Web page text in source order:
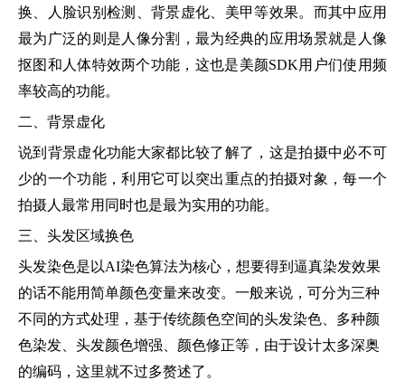
换、人脸识别检测、背景虚化、美甲等效果。而其中应用
最为广泛的则是人像分割，最为经典的应用场景就是人像
抠图和人体特效两个功能，这也是美颜SDK用户们使用频
率较高的功能。
二、背景虚化
说到背景虚化功能大家都比较了解了，这是拍摄中必不可
少的一个功能，利用它可以突出重点的拍摄对象，每一个
拍摄人最常用同时也是最为实用的功能。
三、头发区域换色
头发染色是以AI染色算法为核心，想要得到逼真染发效果
的话不能用简单颜色变量来改变。一般来说，可分为三种
不同的方式处理，基于传统颜色空间的头发染色、多种颜
色染发、头发颜色增强、颜色修正等，由于设计太多深奥
的编码，这里就不过多赘述了。